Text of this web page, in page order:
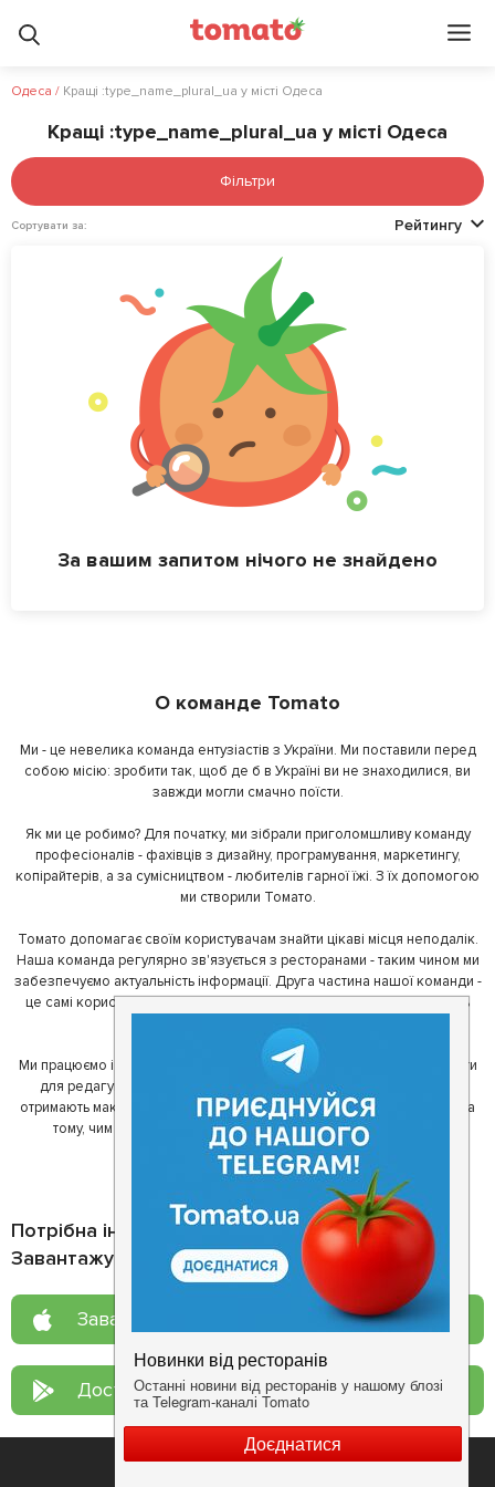
Одеса / Кращі :type_name_plural_ua у місті Одеса
Кращі :type_name_plural_ua у місті Одеса
Фільтри
Сортувати за: Рейтингу
За вашим запитом нічого не знайдено
О команде Tomato
Ми - це невелика команда ентузіастів з України. Ми поставили перед
собою місію: зробити так, щоб де б в Україні ви не знаходилися, ви
завжди могли смачно поїсти.
Як ми це робимо? Для початку, ми зібрали приголомшливу команду
професіоналів - фахівців з дизайну, програмування, маркетингу,
копірайтерів, а за сумісництвом - любителів гарної їжі. З їх допомогою
ми створили Томато.
Томато допомагає своїм користувачам знайти цікаві місця неподалік.
Наша команда регулярно зв'язується з ресторанами - таким чином ми
забезпечуємо актуальність інформації. Друга частина нашої команди -
це самі користувачі, які діляться своїми враженнями і допомагають
Ми працюємо і з ресторанами. Для них ми надаємо зручні інструменти
для редагування інформації про себе - в результаті відвідувачі
отримають максимум інформації, а ресторан зможе зосередитися на
тому, чим він любить займатися більше всього - смачній їжі.
Потрібна інформація про заклад?
Завантажуйте додаток!
Завантажте у
Доступно у Google Play